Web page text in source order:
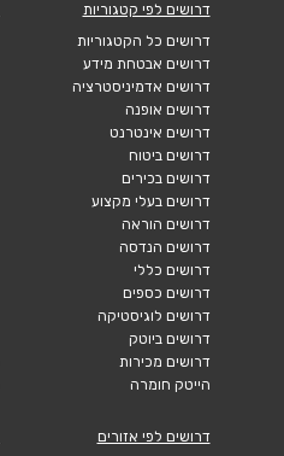
דרושים לפי קטגוריות
דרושים כל הקטגוריות
דרושים אבטחת מידע
דרושים אדמיניסטרציה
דרושים אופנה
דרושים אינטרנט
דרושים ביטוח
דרושים בכירים
דרושים בעלי מקצוע
דרושים הוראה
דרושים הנדסה
דרושים כללי
דרושים כספים
דרושים לוגיסטיקה
דרושים ביוטק
דרושים מכירות
הייטק חומרה
דרושים לפי אזורים